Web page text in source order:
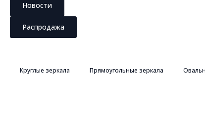
Новости
Распродажа
Круглые зеркала Прямоугольные зеркала